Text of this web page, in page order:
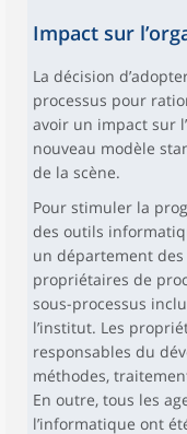
Impact sur
La décision
processus pour
avoir un impact sur
nouveau modèle
de la scène.
Pour stimuler la
des outils
un département
propriétaires de
sous-processus
l’institut. Les
responsables du
méthodes,
En outre, tous les
l’informatique ont